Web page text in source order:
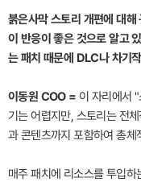
붉은사막 스토리 개편에 대
이 반응이 좋은 것으로 알고
는 패치 때문에 DLC나 차기
이동원 COO = 이 자리에서
기는 어렵지만, 스토리는 전
과 콘텐츠까지 포함하여 총
매주 패치에 리소스를 투입